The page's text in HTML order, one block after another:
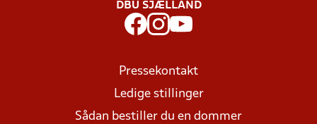
DBU SJÆLLAND
Pressekontakt
Ledige stillinger
Sådan bestiller du en dommer